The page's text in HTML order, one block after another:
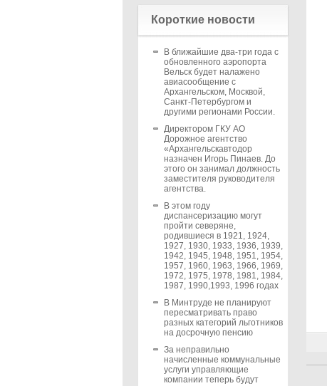
Короткие новости
В ближайшие два-три года с
обновленного аэропорта
Вельск будет налажено
авиасообщение с
Архангельском, Москвой,
Санкт-Петербургом и
другими регионами России.
Директором ГКУ АО
Дорожное агентство
«Архангельскавтодор
назначен Игорь Пинаев. До
этого он занимал должность
заместителя руководителя
агентства.
В этом году
диспансеризацию могут
пройти северяне,
родившиеся в 1921, 1924,
1927, 1930, 1933, 1936, 1939,
1942, 1945, 1948, 1951, 1954,
1957, 1960, 1963, 1966, 1969,
1972, 1975, 1978, 1981, 1984,
1987, 1990,1993, 1996 годах
В Минтруде не планируют
пересматривать право
разных категорий льготников
на досрочную пенсию
За неправильно
начисленные коммунальные
услуги управляющие
компании теперь будут